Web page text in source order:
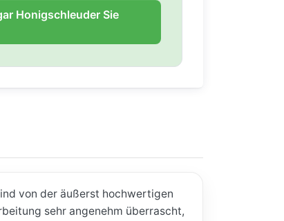
Honigschleuder Sie
von der äußerst hochwertigen
sehr angenehm überrascht,